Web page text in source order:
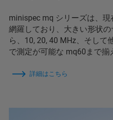
minispec mq シリーズは、
網羅しており、大きい形状
ら、10, 20, 40 MHz、そして
で測定が可能な mq60まで揃
詳細はこちら